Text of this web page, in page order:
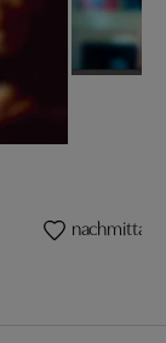
nachmittags